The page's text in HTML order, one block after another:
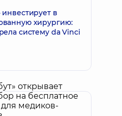
инвестирует в
хирургию:
систему da Vinci